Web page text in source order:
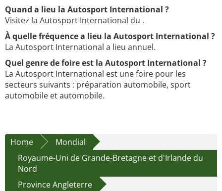
Quand a lieu la Autosport International ?
Visitez la Autosport International du .
À quelle fréquence a lieu la Autosport International ?
La Autosport International a lieu annuel.
Quel genre de foire est la Autosport International ?
La Autosport International est une foire pour les
secteurs suivants : préparation automobile, sport
automobile et automobile.
Home
Mondial
Royaume-Uni de Grande-Bretagne et d'Irlande du
Nord
Province Angleterre